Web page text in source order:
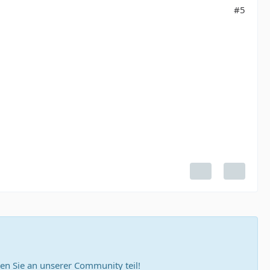
#5
Sie an unserer Community teil!